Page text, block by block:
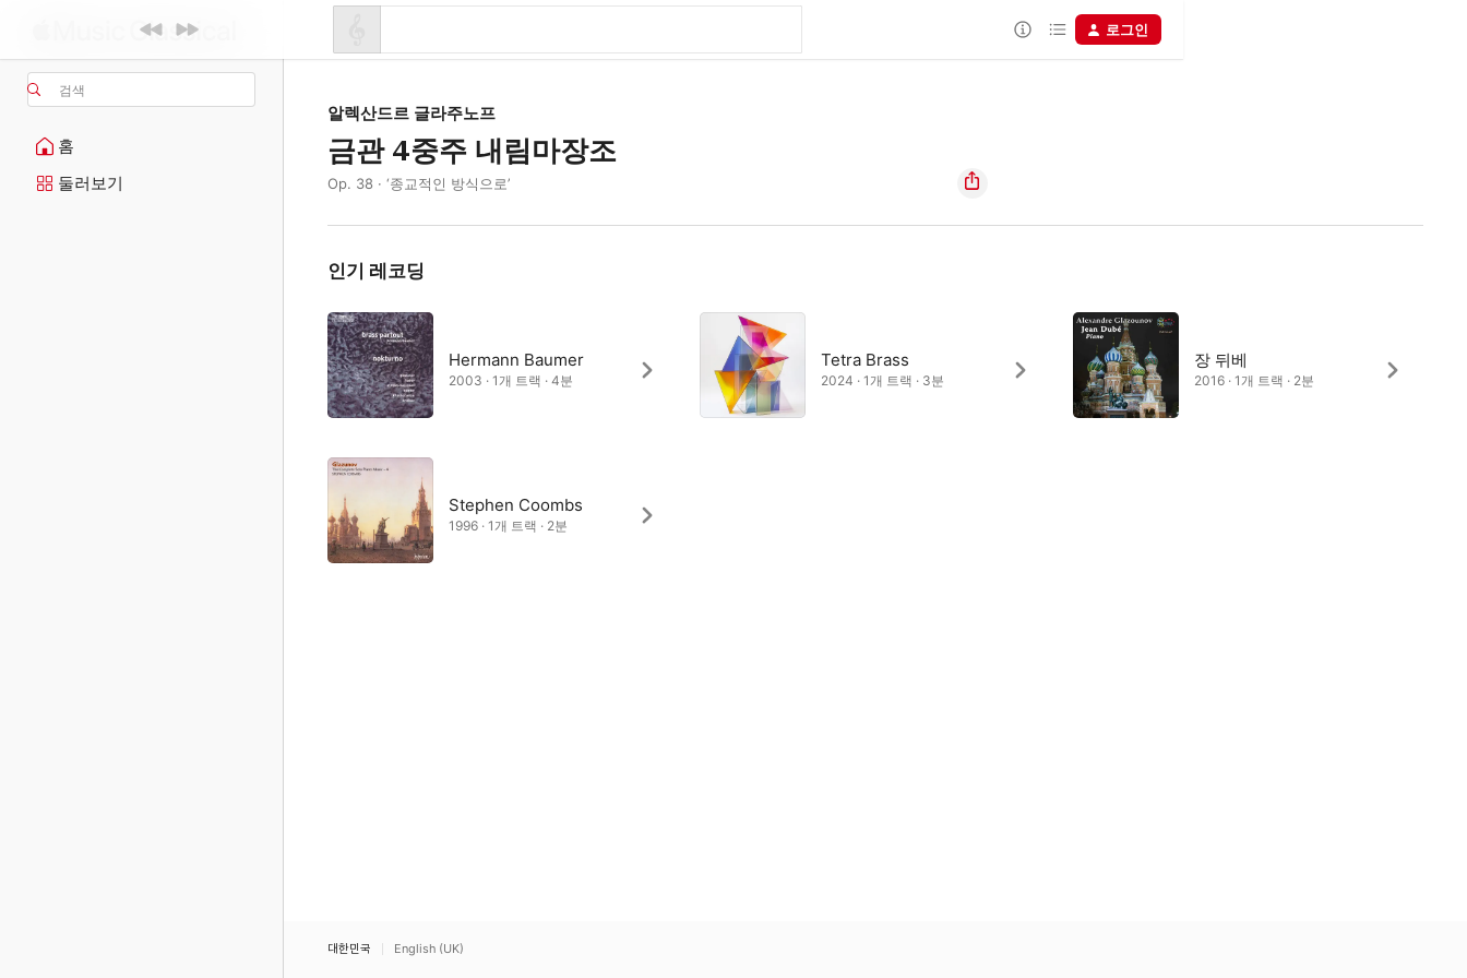
검색
홈
둘러보기
로그인
알렉산드르 글라주노프
금관 4중주 내림마장조
Op. 38 · ‘종교적인 방식으로’
인기 레코딩
Hermann Baumer
2003 · 1개 트랙 · 4분
Tetra Brass
2024 · 1개 트랙 · 3분
장 뒤베
2016 · 1개 트랙 · 2분
Stephen Coombs
1996 · 1개 트랙 · 2분
대한민국 English (UK)